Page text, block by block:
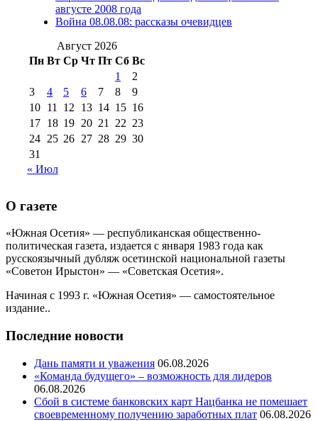
августа 2012 г(14)
2017 г(9)
№99 4 августа
2016 г(12) №99 8 июля 2014 г
августа 2012 г(11)
августа 2013 г
(12)
августе 2008 года
Война 08.08.08: рассказы очевидцев
Август 2026
Пн Вт Ср Чт Пт Сб Вс
1
2
3
4 5 6 7 8
9
10 11 12 13 14 15 16
17 18 19 20 21 22 23
24 25 26 27 28 29 30
31
« Июл
О газете
«Южная Осетия» — республиканская общественно-
политическая газета, издается с января 1983 года как
русскоязычный дубляж осетинской национальной газеты
«Советон Ирыстон» — «Советская Осетия».
Начиная с 1993 г. «Южная Осетия» — самостоятельное
издание..
Последние новости
Дань памяти и уважения 06.08.2026
«Команда будущего» – возможность для лидеров
06.08.2026
Сбой в системе банковских карт Нацбанка не помешает
своевременному получению заработных плат 06.08.2026